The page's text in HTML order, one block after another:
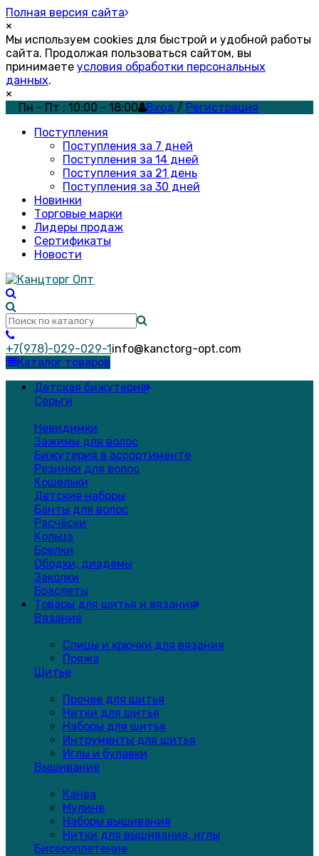
Полная версия сайта
×
Мы используем cookies для быстрой и удобной работы
сайта. Продолжая пользоваться сайтом, вы
принимаете условия обработки персональных
данных.
×
Пн - Пт : 10:00 - 18:00
Вход / Регистрация
Поступления
Поступления за 7 дней
Поступления за 14 дней
Поступления за 21 день
Поступления за 30 дней
Новинки
Торговые марки
Лидеры продаж
Сертификаты
Новости
+7(978)-029-029-1info@kanctorg-opt.com
Каталог товаров
Детская бижутерия
Серьги
Невидимки
Зажимы для волос
Бижутерия в ассортименте
Резинки для волос
Кошельки
Детские наборы
Банты для волос
Расчёски
Кольца
Брелки
Ободки, диадемы
Заколки
Браслеты
Товары для шитья и вязания
Вязание
Спицы и крючки для вязания
Пряжа
Шитье
Прочее для шитья
Нитки для шитья
Наборы для шитья
Интрументы для шитья
Иглы и булавки
Вышивание
Канва
Мулине
Наборы вышивания
Нитки для вышивания, иглы
Бисероплетение